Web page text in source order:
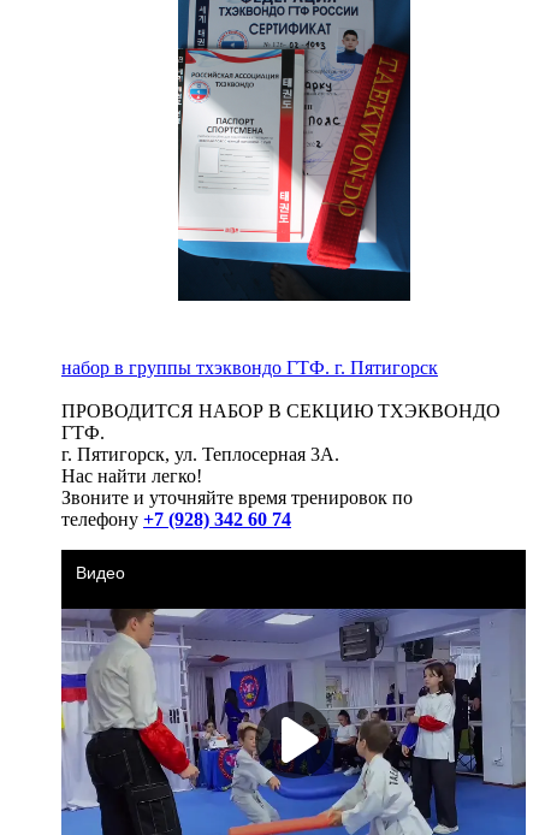
набор в группы тхэквондо ГТФ. г. Пятигорск
ПРОВОДИТСЯ НАБОР В СЕКЦИЮ ТХЭКВОНДО
ГТФ.
г. Пятигорск, ул. Теплосерная 3А.
Нас найти легко!
Звоните и уточняйте время тренировок по
телефону +7 (928) 342 60 74